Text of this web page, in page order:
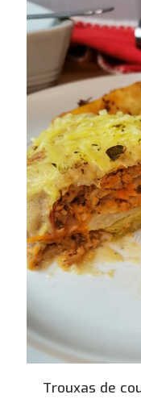
Trouxas de